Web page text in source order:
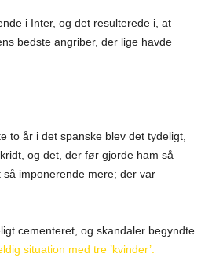
i Inter, og det resulterede i, at
bedste angriber, der lige havde
to år i det spanske blev det tydeligt,
og det, der før gjorde ham så
imponerende mere; der var
cementeret, og skandaler begyndte
situation med tre ’kvinder’.